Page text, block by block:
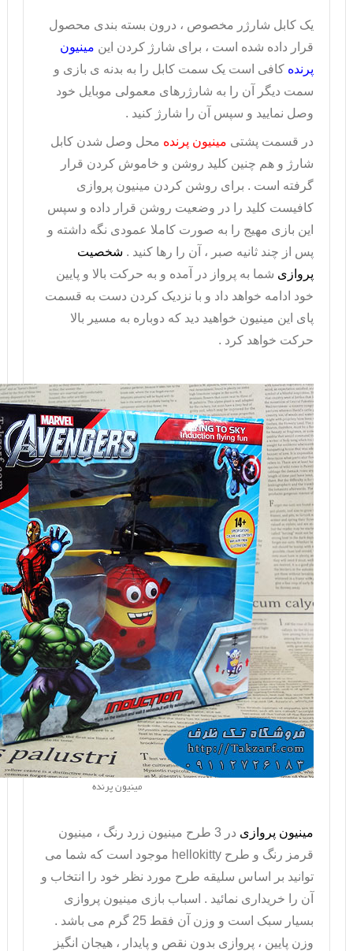
یک کابل شارژر مخصوص ، درون بسته بندی محصول
قرار داده شده است ، برای شارژ کردن این مینیون
پرنده کافی است یک سمت کابل را به بدنه ی بازی و
سمت دیگر آن را به شارژرهای معمولی موبایل خود
وصل نمایید و سپس آن را شارژ کنید .
در قسمت پشتی مینیون پرنده محل وصل شدن کابل
شارژ و هم چنین کلید روشن و خاموش کردن قرار
گرفته است . برای روشن کردن مینیون پروازی
کافیست کلید را در وضعیت روشن قرار داده و سپس
این بازی مهیج را به صورت کاملا عمودی نگه داشته و
پس از چند ثانیه صبر ، آن را رها کنید . شخصیت
پروازی شما به پرواز در آمده و به حرکت بالا و پایین
خود ادامه خواهد داد و با نزدیک کردن دست به قسمت
پای این مینیون خواهید دید که دوباره به مسیر بالا
حرکت خواهد کرد .
مینیون پرنده
مینیون پروازی
در 3 طرح مینیون زرد رنگ ، مینیون
قرمز رنگ و طرح hellokitty موجود است که شما می
توانید بر اساس سلیقه طرح مورد نظر خود را انتخاب و
آن را خریداری نمائید . اسباب بازی مینیون پروازی
بسیار سبک است و وزن آن فقط 25 گرم می باشد .
وزن پایین ، پروازی بدون نقص و پایدار ، هیجان انگیز